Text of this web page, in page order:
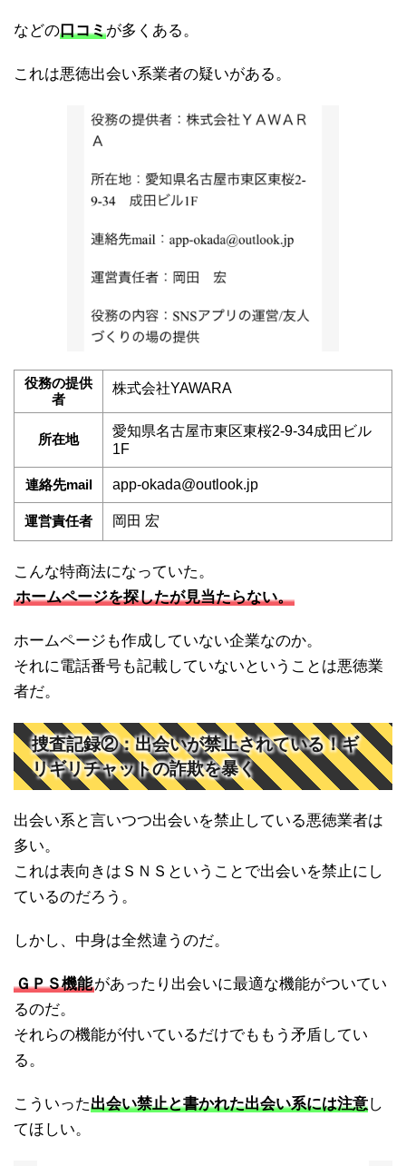
などの口コミが多くある。
これは悪徳出会い系業者の疑いがある。
役務の提供
者
株式会社YAWARA
所在地
愛知県名古屋市東区東桜2-9-34成田ビル
1F
連絡先mail app-okada@outlook.jp
運営責任者 岡田 宏
こんな特商法になっていた。
ホームページを探したが見当たらない。
ホームページも作成していない企業なのか。
それに電話番号も記載していないということは悪徳業
者だ。
捜査記録②：出会いが禁止されている！ギ
リギリチャットの詐欺を暴く
出会い系と言いつつ出会いを禁止している悪徳業者は
多い。
これは表向きはＳＮＳということで出会いを禁止にし
ているのだろう。
しかし、中身は全然違うのだ。
ＧＰＳ機能があったり出会いに最適な機能がついてい
るのだ。
それらの機能が付いているだけでももう矛盾してい
る。
こういった出会い禁止と書かれた出会い系には注意し
てほしい。